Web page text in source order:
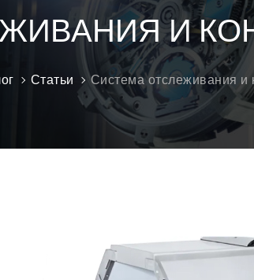
И
Статьи Система отслеживания и